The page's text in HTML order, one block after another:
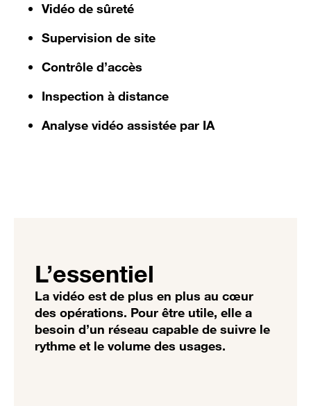
Vidéo de sûreté
Supervision de site
Contrôle d’accès
Inspection à distance
Analyse vidéo assistée par IA
L’essentiel
La vidéo est de plus en plus au cœur
des opérations. Pour être utile, elle a
besoin d’un réseau capable de suivre le
rythme et le volume des usages.